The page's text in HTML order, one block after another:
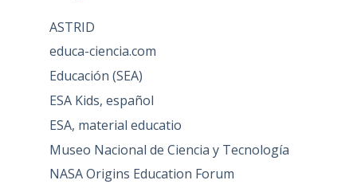
ASTRID
educa-ciencia.com
Educación (SEA)
ESA Kids, español
ESA, material educatio
Museo Nacional de Ciencia y Tecnología
NASA Origins Education Forum